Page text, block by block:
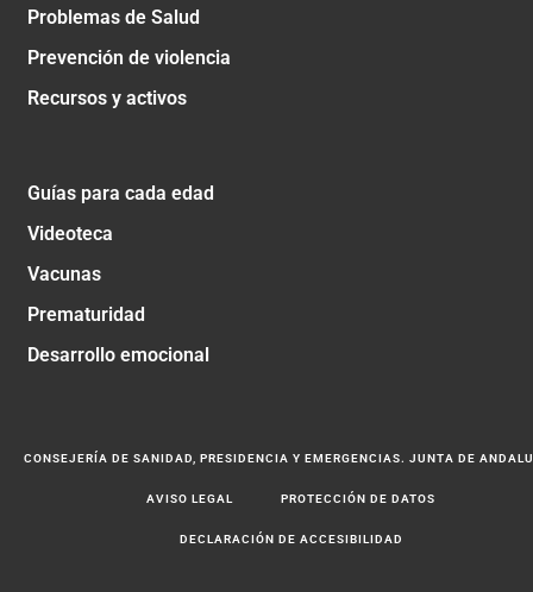
Problemas de Salud
Prevención de violencia
Recursos y activos
Guías para cada edad
Videoteca
Vacunas
Prematuridad
Desarrollo emocional
CONSEJERÍA DE SANIDAD, PRESIDENCIA Y EMERGENCIAS. JUNTA DE
AVISO LEGAL PROTECCIÓN DE DATOS
DECLARACIÓN DE ACCESIBILIDAD